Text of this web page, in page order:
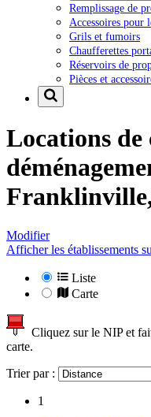
Remplissage de
Accessoires pour
Grils et fumoirs
Chaufferettes
Réservoirs de
Pièces et
Locations de
Modifier
Afficher les établissements
Liste
Carte
Cliquez sur le NIP et
carte.
Trier par :
1